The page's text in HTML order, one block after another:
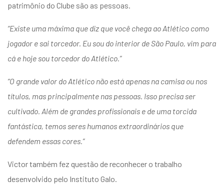
patrimônio do Clube são as pessoas.
“Existe uma máxima que diz que você chega ao Atlético como
jogador e sai torcedor. Eu sou do interior de São Paulo, vim para
cá e hoje sou torcedor do Atlético.”
“O grande valor do Atlético não está apenas na camisa ou nos
títulos, mas principalmente nas pessoas. Isso precisa ser
cultivado. Além de grandes profissionais e de uma torcida
fantástica, temos seres humanos extraordinários que
defendem essas cores.”
Victor também fez questão de reconhecer o trabalho
desenvolvido pelo Instituto Galo.